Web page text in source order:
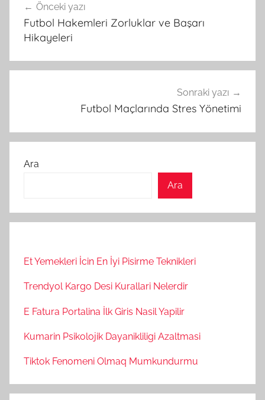
gezinmesi
Önceki yazı
Futbol Hakemleri Zorluklar ve Başarı
Hikayeleri
Sonraki yazı
Futbol Maçlarında Stres Yönetimi
Ara
Ara
Et Yemekleri İcin En İyi Pisirme Teknikleri
Trendyol Kargo Desi Kurallari Nelerdir
E Fatura Portalina İlk Giris Nasil Yapilir
Kumarin Psikolojik Dayanikliligi Azaltmasi
Tiktok Fenomeni Olmaq Mumkundurmu